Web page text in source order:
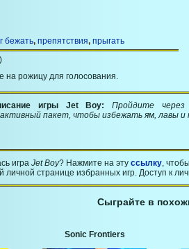
бежать, препятствия, прыгать
на рожицу для голосования.
игры Jet Boy:Пройдите через
пакет, чтобы избежать ям, лавы и
игра Jet Boy? Нажмите на эту ссылку,
личной странице избранных игр. Доступ к
Сыграйте в
Sonic Frontiers